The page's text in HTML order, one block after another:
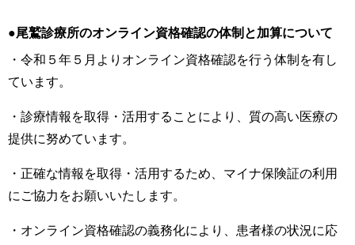
●尾鷲診療所のオンライン資格確認の体制と加算について
・令和５年５月よりオンライン資格確認を行う体制を有し
ています。
・診療情報を取得・活用することにより、質の高い医療の
提供に努めています。
・正確な情報を取得・活用するため、マイナ保険証の利用
にご協力をお願いいたします。
・オンライン資格確認の義務化により、患者様の状況に応